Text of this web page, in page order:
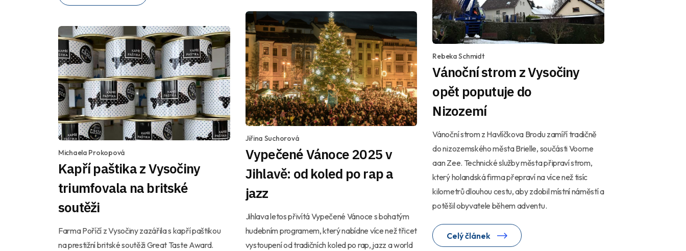
Rebeka Schmidt
Vánoční strom z Vysočiny
opět poputuje do
Nizozemí
Vánoční strom z Havlíčkova Brodu zamíří tradičně
do nizozemského města Brielle, součásti Voorne
aan Zee. Technické služby města připraví strom,
který holandská firma přepraví na více než tisíc
kilometrů dlouhou cestu, aby zdobil místní náměstí a
potěšil obyvatele během adventu.
Celý článek
Jiřina Suchorová
Vypečené Vánoce 2025 v
Jihlavě: od koled po rap a
jazz
Jihlava letos přivítá Vypečené Vánoce s bohatým
hudebním programem, který nabídne více než třicet
vystoupení od tradičních koled po rap, jazz a world
Michaela Prokopová
Kapří paštika z Vysočiny
triumfovala na britské
soutěži
Farma Poříčí z Vysočiny zazářila s kapří paštikou
na prestižní britské soutěži Great Taste Award.